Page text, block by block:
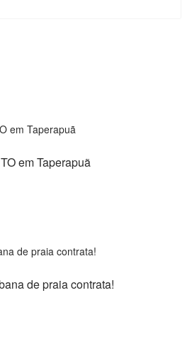
em Taperapuã
de praia contrata!